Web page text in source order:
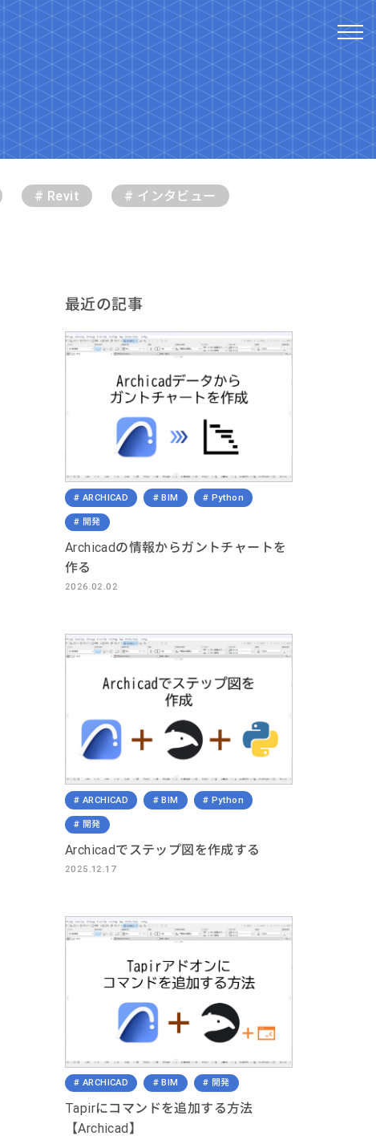
# Revit # インタビュー
最近の記事
ARCHICAD BIM Python
開発
Archicadの情報からガントチャートを
作る
2026.02.02
ARCHICAD BIM Python
開発
Archicadでステップ図を作成する
2025.12.17
ARCHICAD BIM 開発
Tapirにコマンドを追加する方法
【Archicad】